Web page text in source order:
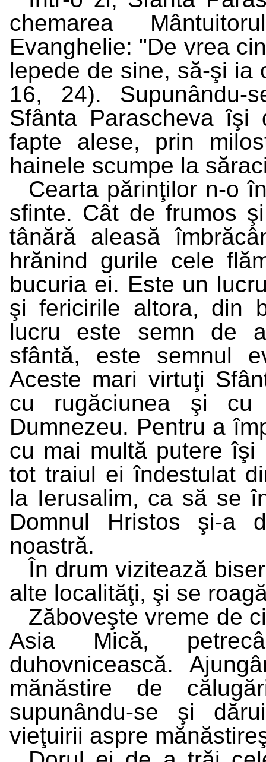
chemarea
Evanghelie: "De vrea
lepede de sine, să-şi ia
16, 24). Supunându-
Sfânta Parascheva îşi
fapte alese, prin
hainele scumpe la
Cearta părinţilor n-o
sfinte. Cât de frumos
tânără aleasă
hrănind gurile cele
bucuria ei. Este un
şi fericirile altora, din
lucru este semn de
sfântă, este semnul
Aceste mari virtuţi
cu rugăciunea şi cu
Dumnezeu. Pentru a
cu mai multă putere
tot traiul ei îndestulat
la Ierusalim, ca să se
Domnul Hristos şi-a
noastră.
În drum vizitează
alte localităţi, şi se
Zăboveşte vreme de
Asia Mică,
duhovnicească.
mănăstire de
supunându-se şi
vieţuirii aspre